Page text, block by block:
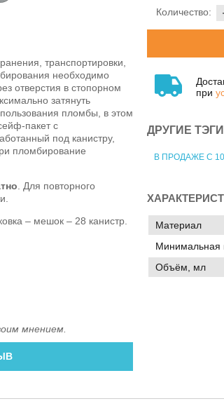
Количество:
при
ДРУГИЕ ТЭГИ
В ПРОДАЖЕ С
транспортировки,
необходимо
отверстия в стопорном
затянуть
пломбы, в этом
пакет с
под канистру,
пломбирование
. Для повторного
– мешок – 28 канистр.
Материал
Минимальная
Объём, мл
мнением.